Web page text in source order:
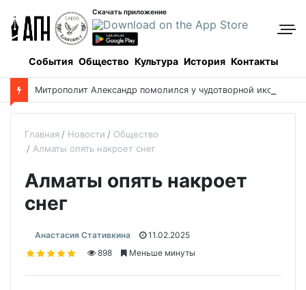
Скачать приложение
События Общество Культура История Контакты
Главная Новости
Общество
Алматы опять накроет снег
Алматы опять накроет
снег
Анастасия Стативкина
11.02.2025
898
Меньше минуты